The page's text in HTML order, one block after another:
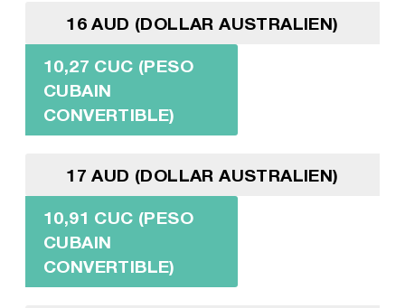
16 AUD (DOLLAR AUSTRALIEN)
10,27 CUC (PESO
CUBAIN
CONVERTIBLE)
17 AUD (DOLLAR AUSTRALIEN)
10,91 CUC (PESO
CUBAIN
CONVERTIBLE)